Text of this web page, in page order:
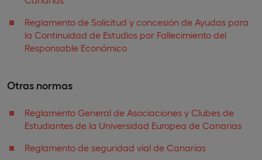
Reglamento de Solicitud y concesión de Ayudas para
la Continuidad de Estudios por Fallecimiento del
Responsable Económico
Otras normas
Reglamento General de Asociaciones y Clubes de
Estudiantes de la Universidad Europea de Canarias
Reglamento de seguridad vial de Canarias